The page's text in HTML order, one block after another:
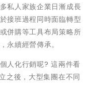
私人家族企業日漸成長
接班過程同時面臨轉型
併購等工具布局策略所
永續經營傳承。
人化行銷呢? 這兩件看
之後，大型集團在不同